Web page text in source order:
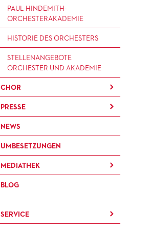
BRÜCHE – DEMORKATIE IN
ZEITEN IHRER REGRESSION
SILVESTERFEIER
KÜNSTLERISCHER BETRIEB
OPER
STÄDTISCHE BÜHNEN
FRANKFURT GMBH
PAUL-HINDEMITH-
ORCHESTER­AKADEMIE
HISTORIE DES ORCHESTERS
STELLEN­ANGEBOTE
ORCHESTER UND AKADEMIE
CHOR
KINDERCHOR
PRESSE
KONTAKT
PRESSE­MITTEILUNGEN
PRESSEFOTOS
MATERIALIEN
NEWS
UMBESETZUNGEN
MEDIATHEK
BLOG
CD / DVD-SERIE DER OPER
BLOG
SERVICE